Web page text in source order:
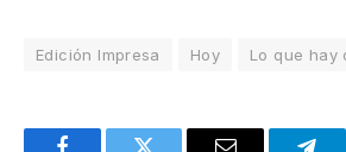
Edición Impresa Hoy Lo que hay